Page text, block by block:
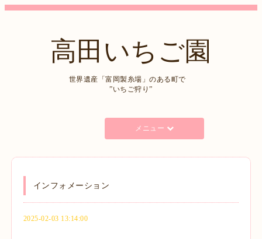
高田いちご園
世界遺産「富岡製糸場」のある町で
”いちご狩り”
メニュー
インフォメーション
2025-02-03 13:14:00